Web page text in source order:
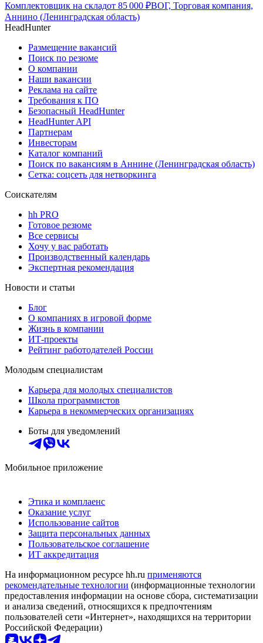
Комплектовщик на складот 85 000 ₽ВОГ, Торговая компания,
Аннино (Ленинградская область)
HeadHunter
Размещение вакансий
Поиск по резюме
О компании
Наши вакансии
Реклама на сайте
Требования к ПО
Безопасный HeadHunter
HeadHunter API
Партнерам
Инвесторам
Каталог компаний
Поиск по вакансиям в Аннине (Ленинградская область)
Сетка: соцсеть для нетворкинга
Соискателям
hh PRO
Готовое резюме
Все сервисы
Хочу у вас работать
Производственный календарь
Экспертная рекомендация
Новости и статьи
Блог
О компаниях в игровой форме
Жизнь в компании
ИТ-проекты
Рейтинг работодателей России
Молодым специалистам
Карьера для молодых специалистов
Школа программистов
Карьера в некоммерческих организациях
Боты для уведомлений
Мобильное приложение
Этика и комплаенс
Оказание услуг
Использование сайтов
Защита персональных данных
Пользовательское соглашение
ИТ аккредитация
На информационном ресурсе hh.ru применяются
рекомендательные технологии (информационные технологии
предоставления информации на основе сбора, систематизации
и анализа сведений, относящихся к предпочтениям
пользователей сети «Интернет», находящихся на территории
Российской Федерации)